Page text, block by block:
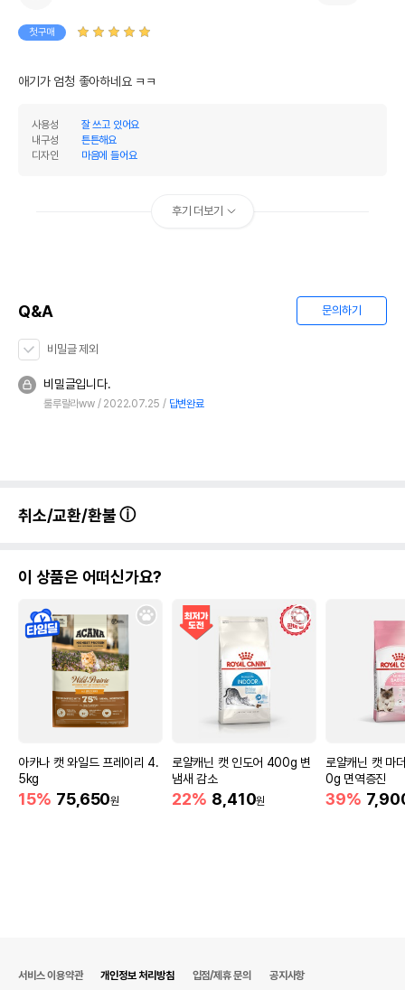
첫구매
애기가 엄청 좋아하네요 ㅋㅋ
사용성
잘 쓰고 있어요
내구성
튼튼해요
디자인
마음에 들어요
후기 더보기
Q&A 문의하기
비밀글 제외
비밀글입니다.
룰루랄라ww 2022.07.25 답변완료
취소/교환/환불
이 상품은 어떠신가요?
아카나 캣 와일드 프레이리 4.
5kg
15% 75,650원
로얄캐닌 캣 인도어 400g 변
냄새 감소
22% 8,410원
로얄캐닌 캣 마
0g 면역증진
39%
서비스 이용약관 개인정보 처리방침 입점/제휴 문의 공지사항